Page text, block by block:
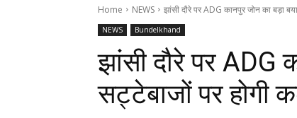
Home NEWS झांसी दौरे पर ADG कानपुर जोन का बड़ा
NEWS Bundelkhand
झांसी दौरे पर ADG
सट्टेबाजों पर होगी